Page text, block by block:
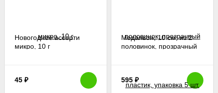
Новогоднее ассорти
микро, 10 г
45 ₽
Медальон, 10 см, из 2
половинок, прозрачный
595 ₽